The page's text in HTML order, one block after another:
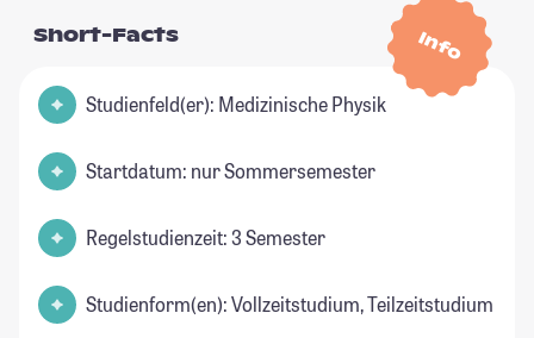
Info
Short-Facts
Studienfeld(er): Medizinische Physik
Startdatum: nur Sommersemester
Regelstudienzeit: 3 Semester
Studienform(en): Vollzeitstudium, Teilzeitstudium